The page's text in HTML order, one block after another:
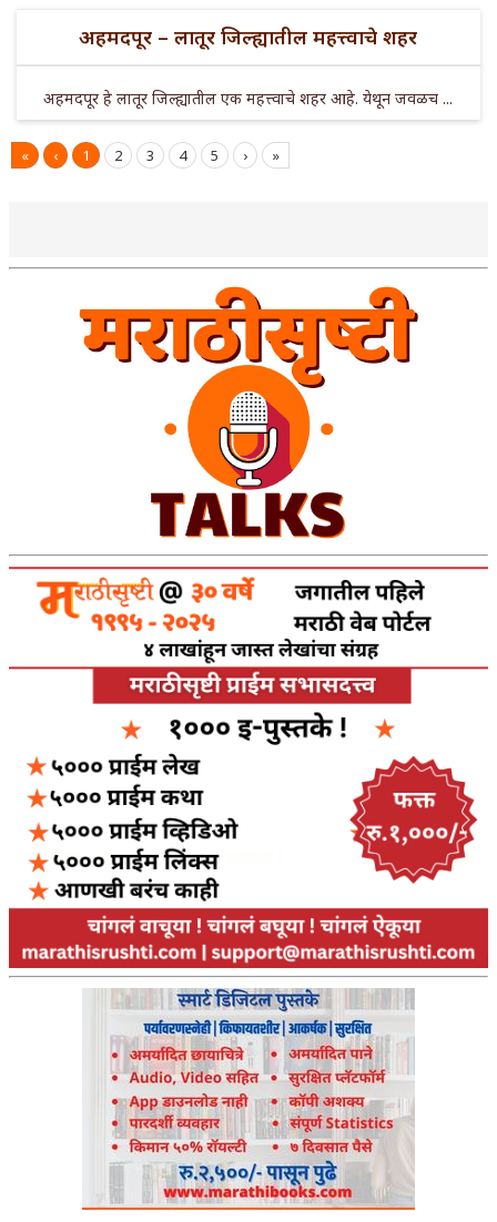
अहमदपूर – लातूर जिल्ह्यातील महत्त्वाचे शहर
अहमदपूर हे लातूर जिल्ह्यातील एक महत्त्वाचे शहर आहे. येथून जवळच ...
« ‹ 1 2 3 4 5 › »